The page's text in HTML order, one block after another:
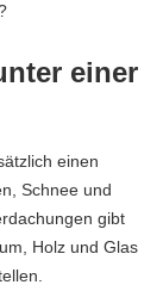
einer
einen
Schnee und
gibt
Holz und Glas